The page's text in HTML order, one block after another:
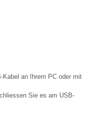
Kabel an Ihrem PC oder mit
Sie es am USB-